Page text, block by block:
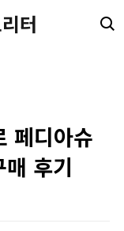
터
페디아슈
후기